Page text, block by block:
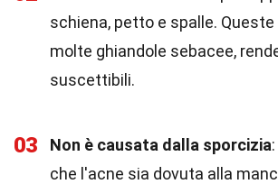
schiena, petto e spalle.
molte ghiandole sebacee,
suscettibili.
03 Non è causata dalla sporcizia
che l'acne sia dovuta alla